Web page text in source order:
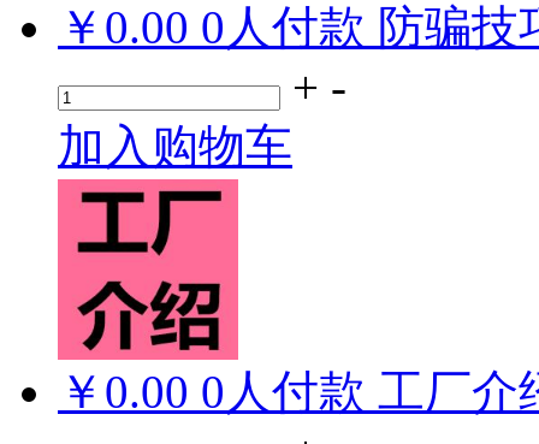
￥0.00 0 人付款 防骗技
+ -
加入购物车
￥0.00 0 人付款 工厂介